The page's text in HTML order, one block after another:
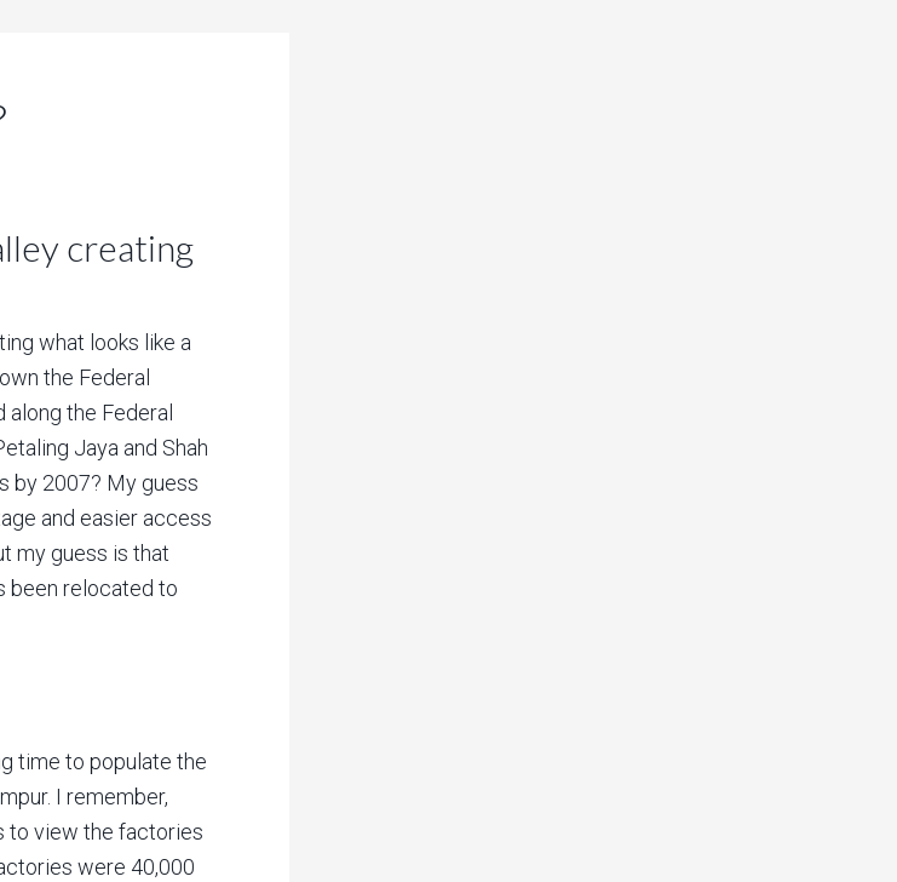
creating
what looks like a
the Federal
along the Federal
Jaya and Shah
by 2007? My guess
and easier access
my guess is that
been relocated to
time to populate the
I remember,
to view the factories
were 40,000